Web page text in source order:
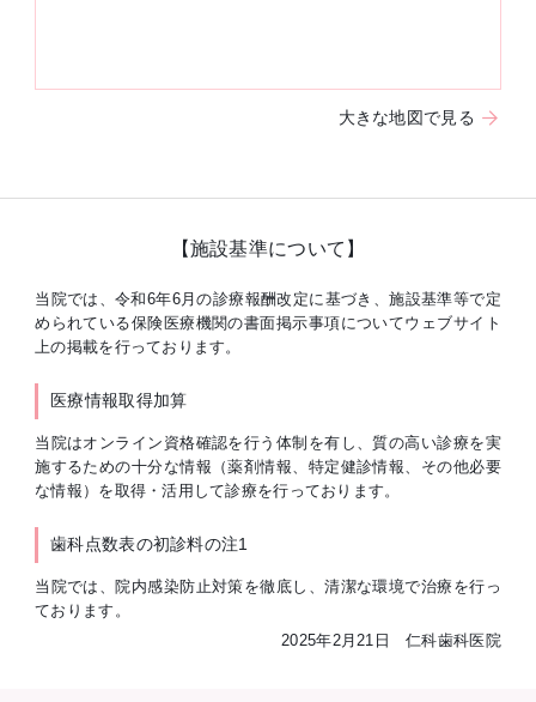
大きな地図で見る
【施設基準について】
当院では、令和6年6月の診療報酬改定に基づき、施設基準等で定
められている保険医療機関の書面掲示事項についてウェブサイト
上の掲載を行っております。
医療情報取得加算
当院はオンライン資格確認を行う体制を有し、質の高い診療を実
施するための十分な情報（薬剤情報、特定健診情報、その他必要
な情報）を取得・活用して診療を行っております。
歯科点数表の初診料の注1
当院では、院内感染防止対策を徹底し、清潔な環境で治療を行っ
ております。
2025年2月21日 仁科歯科医院